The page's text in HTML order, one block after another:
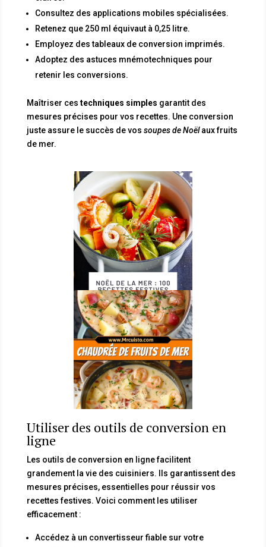
Consultez des applications mobiles spécialisées.
Retenez que 250 ml équivaut à 0,25 litre.
Employez des tableaux de conversion imprimés.
Adoptez des astuces mnémotechniques pour
retenir les conversions.
Maîtriser ces techniques simples garantit des
mesures précises pour vos recettes. Une conversion
juste assure le succès de vos soupes de Noëlaux fruits
de mer.
Utiliser des outils de conversion en
ligne
Les outils de conversion en ligne facilitent
grandement la vie des cuisiniers. Ils garantissent des
mesures précises, essentielles pour réussir vos
recettes festives. Voici comment les utiliser
efficacement :
Accédez à un convertisseur fiable sur votre